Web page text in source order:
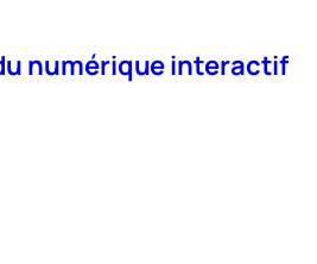
numérique interactif